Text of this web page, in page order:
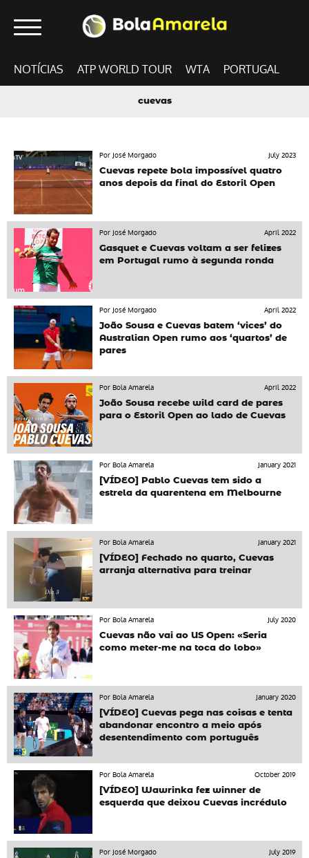
NOTÍCIAS ATP WORLD TOUR WTA PORTUGAL
cuevas
Por José Morgado
July 2023
Cuevas repete bola impossível quatro
anos depois da final do Estoril Open
Por José Morgado
April 2022
Gasquet e Cuevas voltam a ser felizes
em Portugal rumo à segunda ronda
Por José Morgado
April 2022
João Sousa e Cuevas batem ‘vices’ do
Australian Open rumo aos ‘quartos’ de
pares
Por Bola Amarela
April 2022
João Sousa recebe wild card de pares
para o Estoril Open ao lado de Cuevas
Por Bola Amarela
January 2021
[VÍDEO] Pablo Cuevas tem sido a
estrela da quarentena em Melbourne
Por Bola Amarela
January 2021
[VÍDEO] Fechado no quarto, Cuevas
arranja alternativa para treinar
Por Bola Amarela
July 2020
Cuevas não vai ao US Open: «Seria
como meter-me na toca do lobo»
Por Bola Amarela
January 2020
[VÍDEO] Cuevas pega nas coisas e tenta
abandonar encontro a meio após
desentendimento com português
Por Bola Amarela
October 2019
[VÍDEO] Wawrinka fez winner de
esquerda que deixou Cuevas incrédulo
Por José Morgado
July 2019